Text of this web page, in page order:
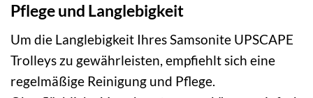
Pflege und Langlebigkeit
Um die Langlebigkeit Ihres Samsonite UPSCAPE
Trolleys zu gewährleisten, empfiehlt sich eine
regelmäßige Reinigung und Pflege.